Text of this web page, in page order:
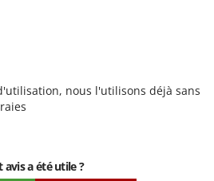
nous l'utilisons déjà sans
avis a été utile ?